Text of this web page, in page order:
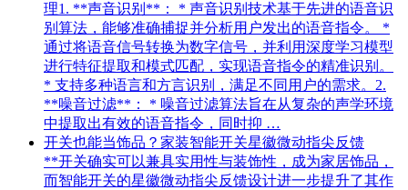
理1. **声音识别**： * 声音识别技术基于先进的语音识
别算法，能够准确捕捉并分析用户发出的语音指令。 *
通过将语音信号转换为数字信号，并利用深度学习模型
进行特征提取和模式匹配，实现语音指令的精准识别。
* 支持多种语言和方言识别，满足不同用户的需求。2.
**噪音过滤**： * 噪音过滤算法旨在从复杂的声学环境
中提取出有效的语音指令，同时抑 …
开关也能当饰品？家装智能开关星徽微动指尖反馈
**开关确实可以兼具实用性与装饰性，成为家居饰品，
而智能开关的星徽微动指尖反馈设计进一步提升了其作